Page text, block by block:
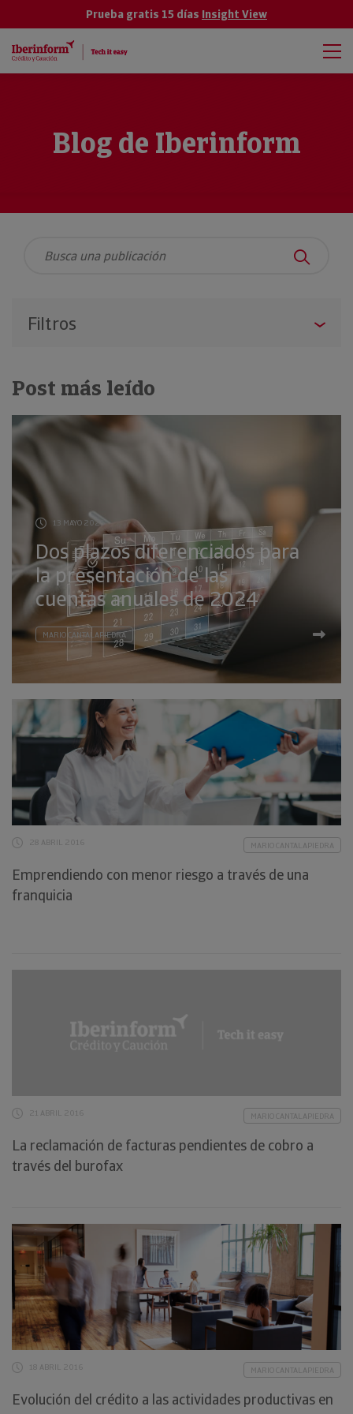
Prueba gratis 15 días Insight View
Blog de Iberinform
Post más leído
13 MAYO 2025
Dos plazos diferenciados para
la presentación de las
cuentas anuales de 2024
MARIO CANTALAPIEDRA
28 ABRIL 2016 MARIO CANTALAPIEDRA
Emprendiendo con menor riesgo a través de una
franquicia
21 ABRIL 2016 MARIO CANTALAPIEDRA
La reclamación de facturas pendientes de cobro a
través del burofax
18 ABRIL 2016 MARIO CANTALAPIEDRA
Evolución del crédito a las actividades productivas en
Filtros